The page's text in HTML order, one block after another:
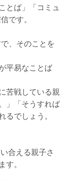
とば」「コミュ
です。
、そのことを
平易なことば
苦戦している親
」「そうすれば
るでしょう。
合える親子さ
す。